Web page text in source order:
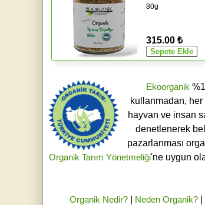
80g
315.00 ₺
Ekoorganik
kullanmadan, her
hayvan ve insan
denetlenerek
pazarlanması
Organik Tarım Yönetmeliği'ne uygun
Organik Nedir?| Neden Organik?|